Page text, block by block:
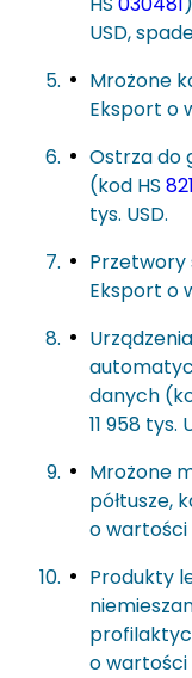
USD,
Mrożone
Eksport o
Ostrza do
(kod HS
tys. USD.
Przetwory
Eksport o
danych
11 958 tys.
Mrożone
półtusze,
o wartości
Produkty
o wartości